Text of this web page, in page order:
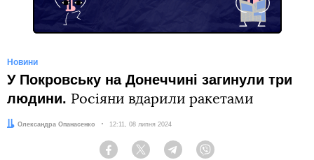
Новини
У Покровську на Донеччині загинули три
людини. Росіяни вдарили ракетами
Автор:
Олександра Опанасенко Дата:
12:11, 08 липня 2024
Facebook Twitter Telegram